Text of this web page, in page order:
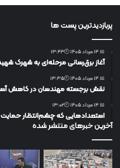
پربازدیدترین پست ها
📅 14 مرداد 1405 🕙13:43
آغاز برق‌رسانی مرحله‌ای به شهرک
📅 14 مرداد 1405 🕙13:35
نقش برجسته مهندسان در کاهش
📅 14 مرداد 1405 🕙13:02
استعدادهایی که چشم‌انتظار
آخرین خبرهای منتشر شده